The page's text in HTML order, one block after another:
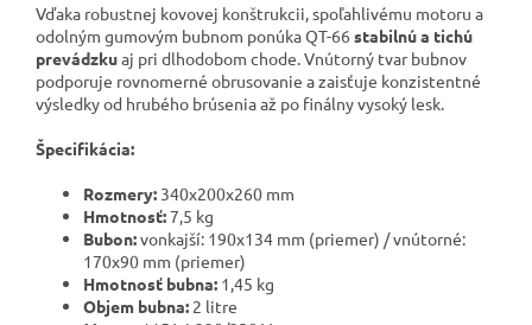
Vďaka robustnej kovovej konštrukcii, spoľahlivému motoru a
odolným gumovým bubnom ponúka QT-66 stabilnú a tichú
prevádzkuaj pri dlhodobom chode. Vnútorný tvar bubnov
podporuje rovnomerné obrusovanie a zaisťuje konzistentné
výsledky od hrubého brúsenia až po finálny vysoký lesk.
Špecifikácia:
Rozmery: 340x200x260 mm
Hmotnosť:7,5 kg
Bubon:vonkajší: 190x134 mm (priemer) / vnútorné:
170x90 mm (priemer)
Hmotnosť bubna: 1,45 kg
Objem bubna: 2 litre